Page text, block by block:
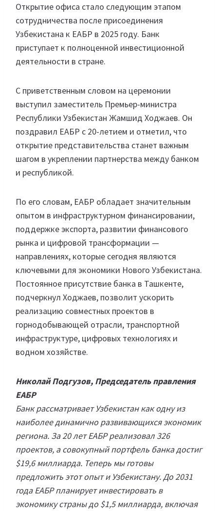
Открытие офиса стало следующим этапом
сотрудничества после присоединения
Узбекистана к ЕАБР в 2025 году. Банк
приступает к полноценной инвестиционной
деятельности в стране.
С приветственным словом на церемонии
выступил заместитель Премьер-министра
Республики Узбекистан Жамшид Ходжаев. Он
поздравил ЕАБР с 20-летием и отметил, что
открытие представительства станет важным
шагом в укреплении партнерства между банком
и республикой.
По его словам, ЕАБР обладает значительным
опытом в инфраструктурном финансировании,
поддержке экспорта, развитии финансового
рынка и цифровой трансформации —
направлениях, которые сегодня являются
ключевыми для экономики Нового Узбекистана.
Постоянное присутствие банка в Ташкенте,
подчеркнул Ходжаев, позволит ускорить
реализацию совместных проектов в
горнодобывающей отрасли, транспортной
инфраструктуре, цифровых технологиях и
водном хозяйстве.
Николай Подгузов, Председатель правления
ЕАБР
Банк рассматривает Узбекистан как одну из
наиболее динамично развивающихся экономик
региона. За 20 лет ЕАБР реализовал 326
проектов, а совокупный портфель банка достиг
$19,6 миллиарда. Теперь мы готовы
предложить этот опыт и Узбекистану. До 2031
года ЕАБР планирует инвестировать в
экономику страны до $1,5 миллиарда, включая